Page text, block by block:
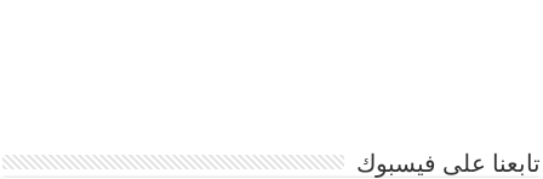
تابعنا على فيسبوك